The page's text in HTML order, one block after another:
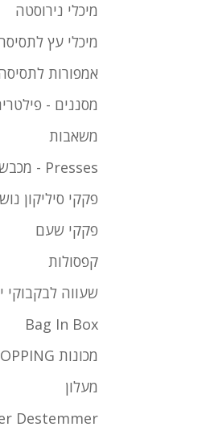
מיכלי נירוסטה
מיכלי עץ לתסיסה
אמפורות לתסיסה
מסננים -
משאבות
Presses - מכבשים
פקקי סיליקון
פקקי שעם
קפסולות
שעווה לבקבוקי
Bag In Box
מכונות TOPPING
מעלון
Destemmer